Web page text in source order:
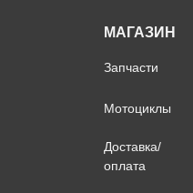
Доставка/
оплата
Мотоциклы
Запчасти
МАГАЗИН